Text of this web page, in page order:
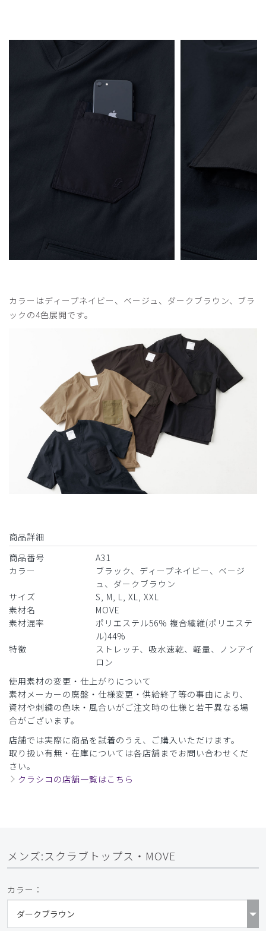
カラーはディープネイビー、ベージュ、ダークブラウン、ブラ
ックの4色展開です。
商品詳細
商品番号
A31
カラー
ブラック、ディープネイビー、ベージ
ュ、ダークブラウン
サイズ
S, M, L, XL, XXL
素材名
MOVE
素材混率
ポリエステル56% 複合繊維(ポリエステ
ル)44%
特徴
ストレッチ、吸水速乾、軽量、ノンアイ
ロン
使用素材の変更・仕上がりについて
素材メーカーの廃盤・仕様変更・供給終了等の事由により、
資材や刺繍の色味・風合いがご注文時の仕様と若干異なる場
合がございます。
店舗では実際に商品を試着のうえ、ご購入いただけます。
取り扱い有無・在庫については各店舗までお問い合わせくだ
さい。
クラシコの店舗一覧はこちら
メンズ:スクラブトップス・MOVE
カラー：